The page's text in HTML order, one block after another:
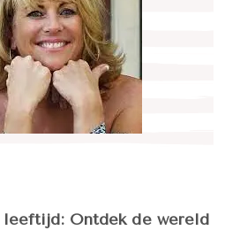
Ontdek de wereld